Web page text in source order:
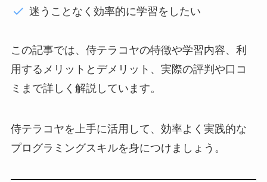
迷うことなく効率的に学習をしたい
この記事では、侍テラコヤの特徴や学習内容、利
用するメリットとデメリット、実際の評判や口コ
ミまで詳しく解説しています。
侍テラコヤを上手に活用して、効率よく実践的な
プログラミングスキルを身につけましょう。